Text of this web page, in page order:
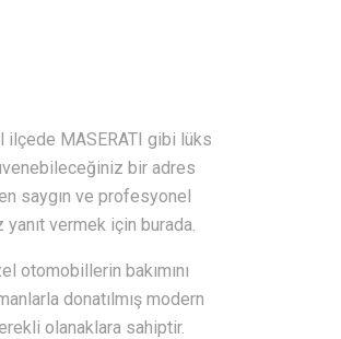
ilçede MASERATI gibi lüks
bir adres
saygın ve profesyonel
vermek için burada.
otomobillerin bakımını
donatılmış modern
olanaklara sahiptir.